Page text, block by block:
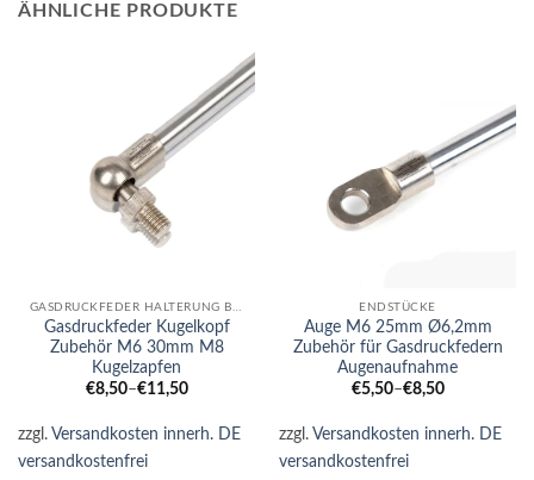
ÄHNLICHE PRODUKTE
GASDRUCKFEDER HALTERUNG BEFESTIGUNG ENDSTÜCKE GEWINDEADAPTER
Gasdruckfeder Kugelkopf
Zubehör M6 30mm M8
Kugelzapfen
€8,50–€11,50
zzgl. Versandkosten innerh. DE
versandkostenfrei
ENDSTÜCKE
Auge M6 25mm Ø6,2mm
Zubehör für Gasdruckfedern
Augenaufnahme
€5,50–€8,50
zzgl. Versandkosten innerh. DE
versandkostenfrei